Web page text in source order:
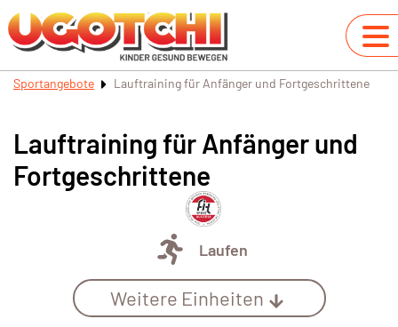
Sportangebote Lauftraining für Anfänger und Fortgeschrittene
Lauftraining für Anfänger und
Fortgeschrittene
Laufen
Weitere Einheiten